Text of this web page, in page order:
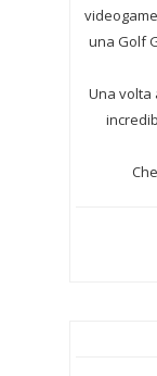
una Golf
Una volta